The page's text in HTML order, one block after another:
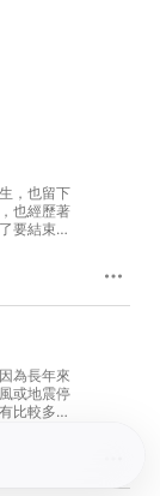
Small
（分享點點
4e44-a382-
，也留下
也經歷著
要結束的
有過很多
一切就像
麼？道別
們相互認
為長年來
或地震停
比較多未
我們又能
一番吧。